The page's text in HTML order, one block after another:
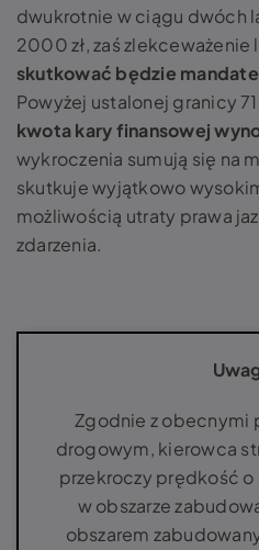
dwukrotnie w ciągu dwóch
2000 zł, zaś
skutkować będzie
Powyżej ustalonej granicy
kwota kary finansowej
wykroczenia sumują się na
skutkuje wyjątkowo
możliwością utraty prawa
zdarzenia.
Zgodnie z obecnymi
drogowym, kierowca
przekroczy prędkość
w obszarze
obszarem